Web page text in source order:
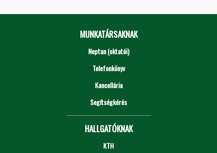
MUNKATÁRSAKNAK
Neptun (oktatói)
Telefonkönyv
Kancellária
Segítségkérés
HALLGATÓKNAK
KTH